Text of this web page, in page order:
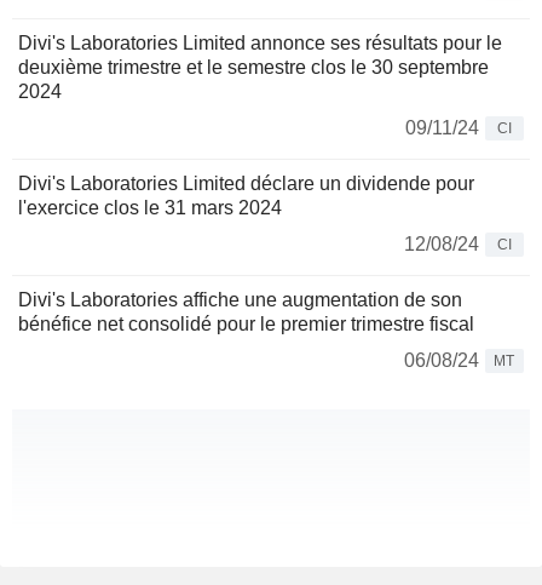
Divi's Laboratories Limited annonce ses résultats pour le
deuxième trimestre et le semestre clos le 30 septembre
2024
09/11/24
CI
Divi's Laboratories Limited déclare un dividende pour
l'exercice clos le 31 mars 2024
12/08/24
CI
Divi's Laboratories affiche une augmentation de son
bénéfice net consolidé pour le premier trimestre fiscal
06/08/24
MT